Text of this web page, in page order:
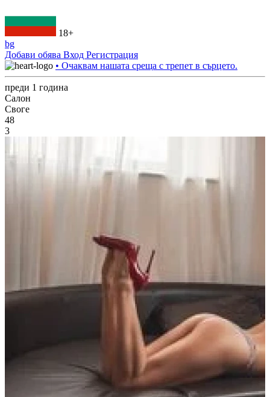
18+
bg
Добави обява Вход Регистрация
• Очаквам нашата среща с трепет в сърцето.
преди 1 година
Салон
Своге
48
3